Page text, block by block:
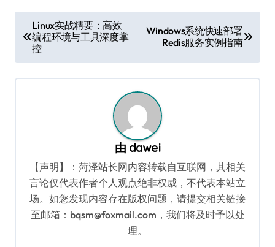
章
导
航
Linux实战精要：高效
编程环境与工具深度掌
控
Windows系统快速部署
Redis服务实例指南
由 dawei
【声明】：菏泽站长网内容转载自互联网，其相关
言论仅代表作者个人观点绝非权威，不代表本站立
场。如您发现内容存在版权问题，请提交相关链接
至邮箱：bqsm@foxmail.com，我们将及时予以处
理。